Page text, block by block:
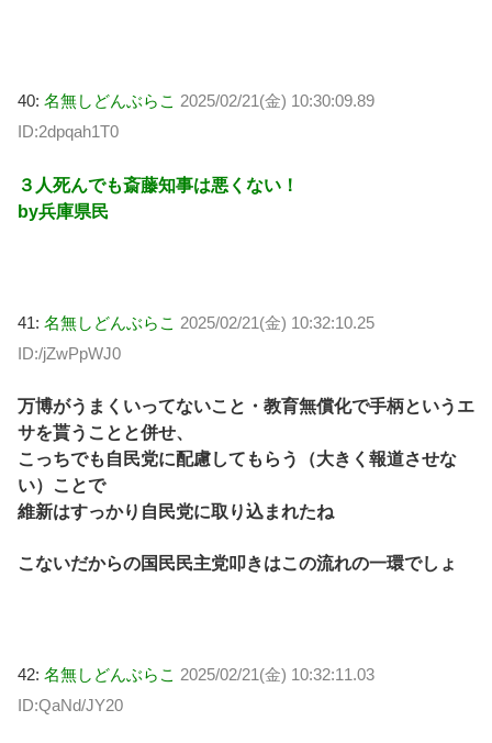
40: 名無しどんぶらこ 2025/02/21(金) 10:30:09.89
ID:2dpqah1T0
３人死んでも斎藤知事は悪くない！
by兵庫県民
41: 名無しどんぶらこ 2025/02/21(金) 10:32:10.25
ID:/jZwPpWJ0
万博がうまくいってないこと・教育無償化で手柄というエ
サを貰うことと併せ、
こっちでも自民党に配慮してもらう（大きく報道させな
い）ことで
維新はすっかり自民党に取り込まれたね
こないだからの国民民主党叩きはこの流れの一環でしょ
42: 名無しどんぶらこ 2025/02/21(金) 10:32:11.03
ID:QaNd/JY20